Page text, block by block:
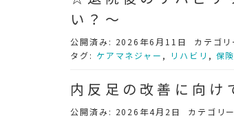
い？～
公開済み: 2026年6月11日 カテゴ
タグ: ケアマネジャー , リハビリ , 保
内反足の改善に向け
公開済み: 2026年4月2日 カテゴリ